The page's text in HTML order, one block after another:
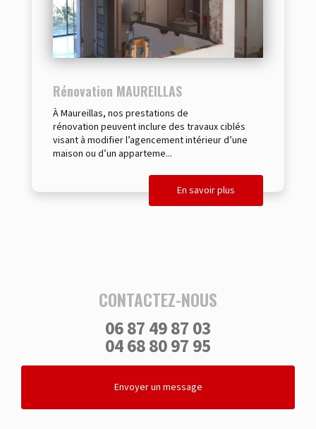
Rénovation MAUREILLAS
À Maureillas, nos prestations de
rénovation peuvent inclure des travaux ciblés
visant à modifier l’agencement intérieur d’une
maison ou d’un apparteme...
En savoir plus
CONTACTEZ-NOUS
06 87 49 87 03
04 68 80 97 95
Envoyer un message